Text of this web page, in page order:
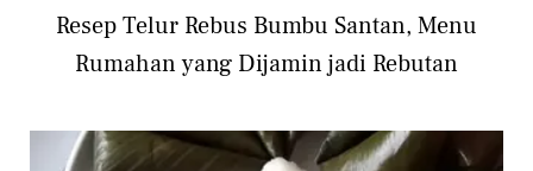
Resep Telur Rebus Bumbu Santan, Menu
Rumahan yang Dijamin jadi Rebutan